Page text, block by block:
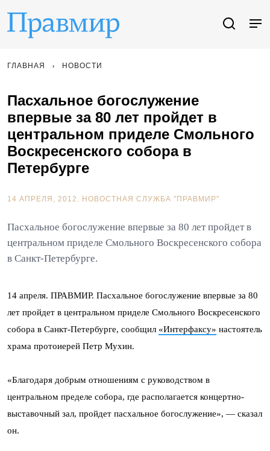
ГЛАВНАЯ НОВОСТИ
Пасхальное богослужение
впервые за 80 лет пройдет в
центральном приделе Смольного
Воскресенского собора в
Петербурге
14 АПРЕЛЯ, 2012. НОВОСТНАЯ СЛУЖБА "ПРАВМИР"
Пасхальное богослужение впервые за 80 лет пройдет в
центральном приделе Смольного Воскресенского собора
в Санкт-Петербурге.
14 апреля. ПРАВМИР. Пасхальное богослужение впервые за 80
лет пройдет в центральном приделе Смольного Воскресенского
собора в Санкт-Петербурге, сообщил «Интерфаксу» настоятель
храма протоиерей Петр Мухин.
«Благодаря добрым отношениям с руководством в
центральном пределе собора, где располагается концертно-
выставочный зал, пройдет пасхальное богослужение», — сказал
он.